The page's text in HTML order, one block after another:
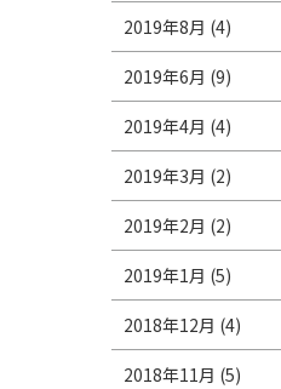
2019年8月 (4)
2019年6月 (9)
2019年4月 (4)
2019年3月 (2)
2019年2月 (2)
2019年1月 (5)
2018年12月 (4)
2018年11月 (5)